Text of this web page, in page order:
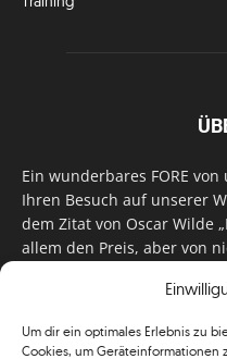
Um dir ein optimales Erlebnis zu
Cookies, um Geräteinformationen
Ein wunderbares FORE
Ihren Besuch auf unserer
dem Zitat von Oscar Wilde
allem den Preis, aber von
für Monat unser Bestes,
zu versorgen. Im Magazin,